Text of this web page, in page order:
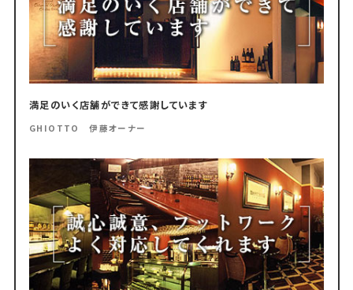
満足のいく店舗ができて感謝しています
GHIOTTO 伊藤オーナー